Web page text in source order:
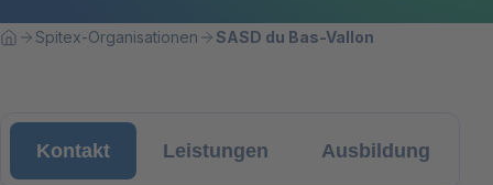
Breadcrumbnavigation
Sie befinden sich hier:
HomeSpitex-Organisationen SASD du Bas-Vallon
Kontakt Leistungen Ausbildung